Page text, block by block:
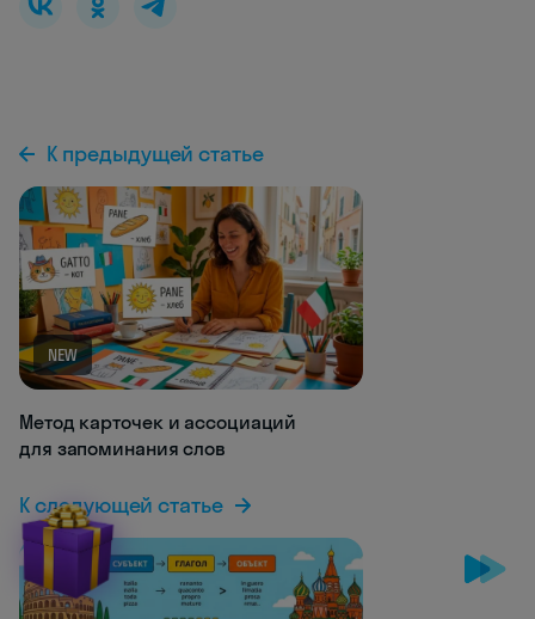
К предыдущей статье
NEW
Метод карточек и ассоциаций
для запоминания слов
К следующей статье